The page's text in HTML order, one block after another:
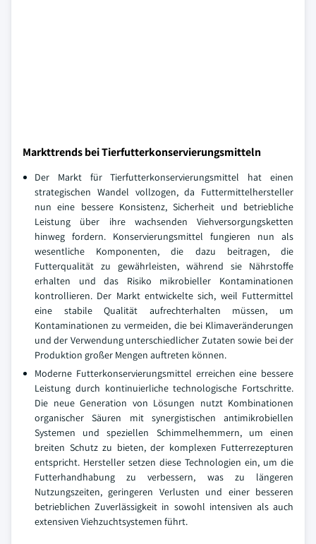
Markttrends bei Tierfutterkonservierungsmitteln
Der Markt für Tierfutterkonservierungsmittel hat einen
strategischen Wandel vollzogen, da Futtermittelhersteller
nun eine bessere Konsistenz, Sicherheit und betriebliche
Leistung über ihre wachsenden Viehversorgungsketten
hinweg fordern. Konservierungsmittel fungieren nun als
wesentliche Komponenten, die dazu beitragen, die
Futterqualität zu gewährleisten, während sie Nährstoffe
erhalten und das Risiko mikrobieller Kontaminationen
kontrollieren. Der Markt entwickelte sich, weil Futtermittel
eine stabile Qualität aufrechterhalten müssen, um
Kontaminationen zu vermeiden, die bei Klimaveränderungen
und der Verwendung unterschiedlicher Zutaten sowie bei der
Produktion großer Mengen auftreten können.
Moderne Futterkonservierungsmittel erreichen eine bessere
Leistung durch kontinuierliche technologische Fortschritte.
Die neue Generation von Lösungen nutzt Kombinationen
organischer Säuren mit synergistischen antimikrobiellen
Systemen und speziellen Schimmelhemmern, um einen
breiten Schutz zu bieten, der komplexen Futterrezepturen
entspricht. Hersteller setzen diese Technologien ein, um die
Futterhandhabung zu verbessern, was zu längeren
Nutzungszeiten, geringeren Verlusten und einer besseren
betrieblichen Zuverlässigkeit in sowohl intensiven als auch
extensiven Viehzuchtsystemen führt.